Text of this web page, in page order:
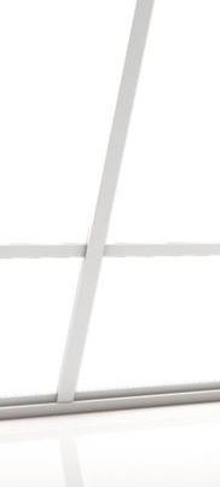
Bodenbearbeitung